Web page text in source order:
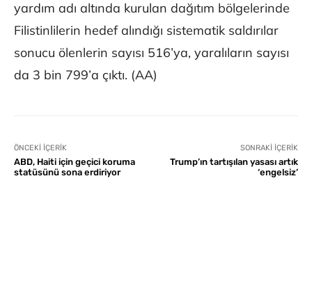
yardım adı altında kurulan dağıtım bölgelerinde
Filistinlilerin hedef alındığı sistematik saldırılar
sonucu ölenlerin sayısı 516’ya, yaralıların sayısı
da 3 bin 799’a çıktı. (AA)
ÖNCEKI İÇERIK
ABD, Haiti için geçici koruma
statüsünü sona erdiriyor
SONRAKI İÇERIK
Trump’ın tartışılan yasası artık
‘engelsiz’